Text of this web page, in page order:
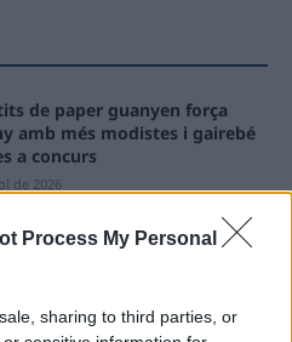
Process My Personal
sharing to third parties, or
de paper guanyen força
amb més modistes i gairebé
a concurs
de 2026
serà una oportunitat també
de 2026